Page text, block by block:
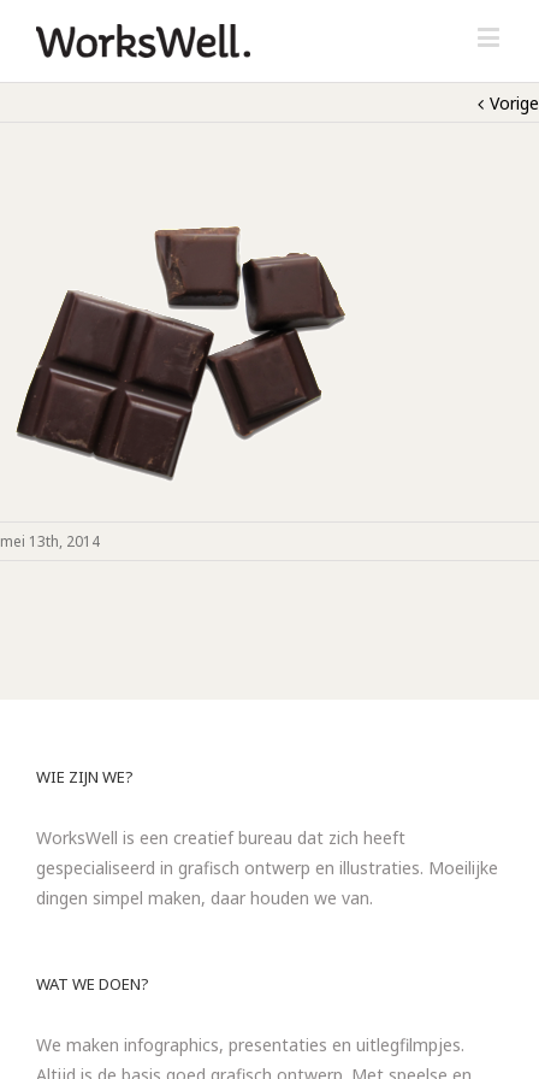
Vorige
mei 13th, 2014
WIE ZIJN WE?
WorksWell is een creatief bureau dat zich heeft
gespecialiseerd in grafisch ontwerp en illustraties. Moeilijke
dingen simpel maken, daar houden we van.
WAT WE DOEN?
We maken infographics, presentaties en uitlegfilmpjes.